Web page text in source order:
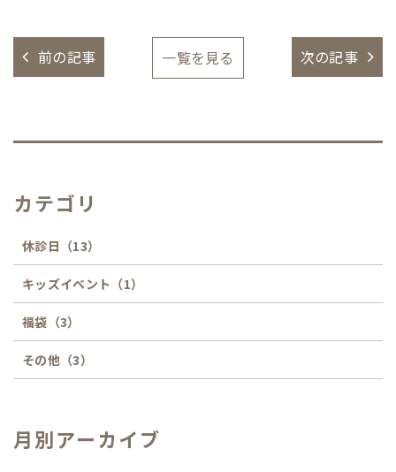
前の記事 一覧を見る 次の記事
カテゴリ
休診日 （13）
キッズイベント （1）
福袋 （3）
その他（3）
月別アーカイブ